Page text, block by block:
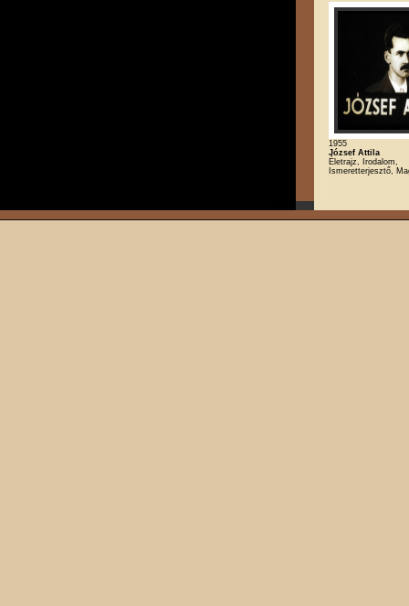
1955
József Attila
Életrajz, Irodalom,
Ismeretterjesztő,